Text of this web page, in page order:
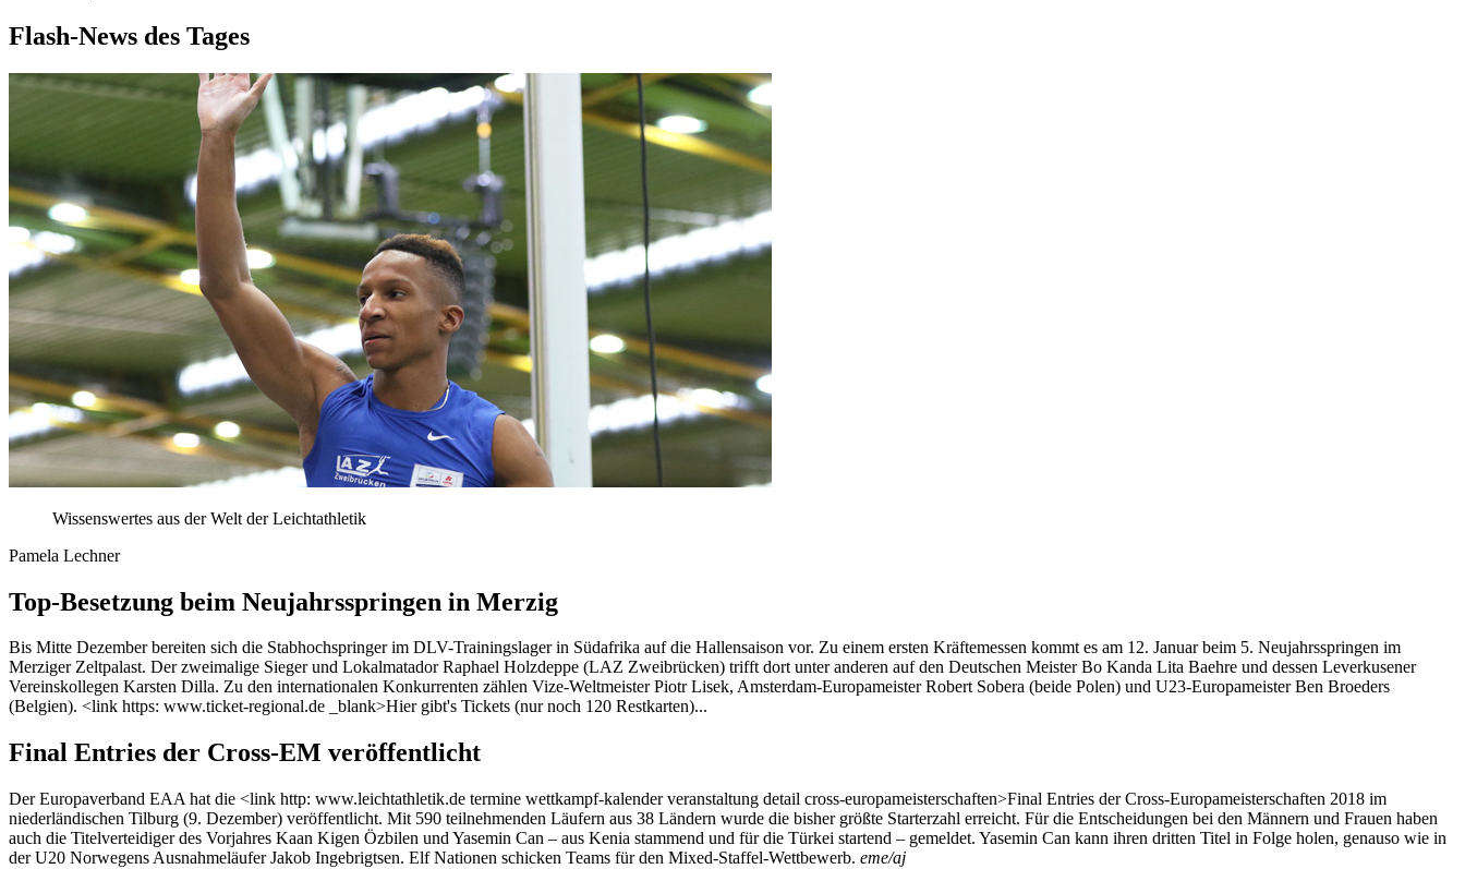
Flash-News des Tages
Wissenswertes aus der Welt der Leichtathletik
Pamela Lechner
Top-Besetzung beim Neujahrsspringen in Merzig
Bis Mitte Dezember bereiten sich die Stabhochspringer im DLV-Trainingslager in Südafrika auf die Hallensaison vor. Zu einem ersten Kräftemessen kommt es am 12. Januar beim 5. Neujahrsspringen im
Merziger Zeltpalast. Der zweimalige Sieger und Lokalmatador Raphael Holzdeppe (LAZ Zweibrücken) trifft dort unter anderen auf den Deutschen Meister Bo Kanda Lita Baehre und dessen Leverkusener
Vereinskollegen Karsten Dilla. Zu den internationalen Konkurrenten zählen Vize-Weltmeister Piotr Lisek, Amsterdam-Europameister Robert Sobera (beide Polen) und U23-Europameister Ben Broeders
(Belgien). <link https: www.ticket-regional.de _blank>Hier gibt's Tickets (nur noch 120 Restkarten)...
Final Entries der Cross-EM veröffentlicht
Der Europaverband EAA hat die <link http: www.leichtathletik.de termine wettkampf-kalender veranstaltung detail cross-europameisterschaften>Final Entries der Cross-Europameisterschaften 2018 im
niederländischen Tilburg (9. Dezember) veröffentlicht. Mit 590 teilnehmenden Läufern aus 38 Ländern wurde die bisher größte Starterzahl erreicht. Für die Entscheidungen bei den Männern und Frauen haben
auch die Titelverteidiger des Vorjahres Kaan Kigen Özbilen und Yasemin Can – aus Kenia stammend und für die Türkei startend – gemeldet. Yasemin Can kann ihren dritten Titel in Folge holen, genauso wie in
der U20 Norwegens Ausnahmeläufer Jakob Ingebrigtsen. Elf Nationen schicken Teams für den Mixed-Staffel-Wettbewerb. eme/aj